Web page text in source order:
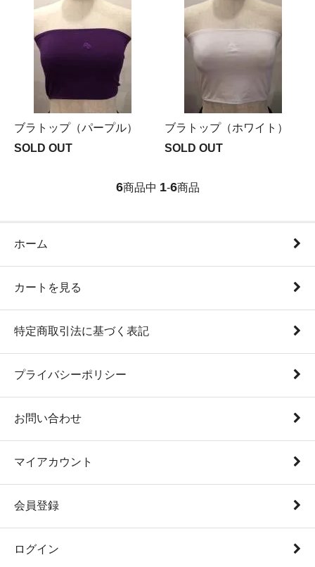
ブラトップ（パープル）
SOLD OUT
ブラトップ（ホワイト）
SOLD OUT
6商品中 1-6商品
ホーム
カートを見る
特定商取引法に基づく表記
プライバシーポリシー
お問い合わせ
マイアカウント
会員登録
ログイン